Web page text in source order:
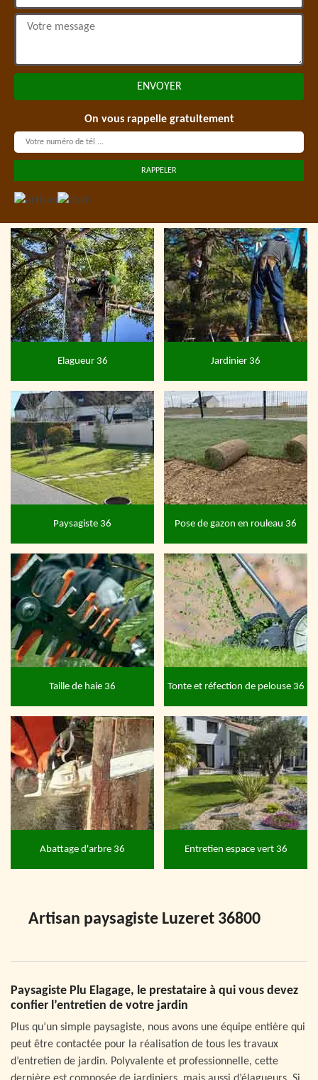
On vous rappelle gratuitement
Elagueur 36 Jardinier 36
Paysagiste 36 Pose de gazon en rouleau 36
Taille de haie 36 Tonte et réfection de pelouse 36
Abattage d'arbre 36 Entretien espace vert 36
Artisan paysagiste Luzeret 36800
Paysagiste Plu Elagage, le prestataire à qui vous devez
confier l’entretien de votre jardin
Plus qu’un simple paysagiste, nous avons une équipe entière qui
peut être contactée pour la réalisation de tous les travaux
d’entretien de jardin. Polyvalente et professionnelle, cette